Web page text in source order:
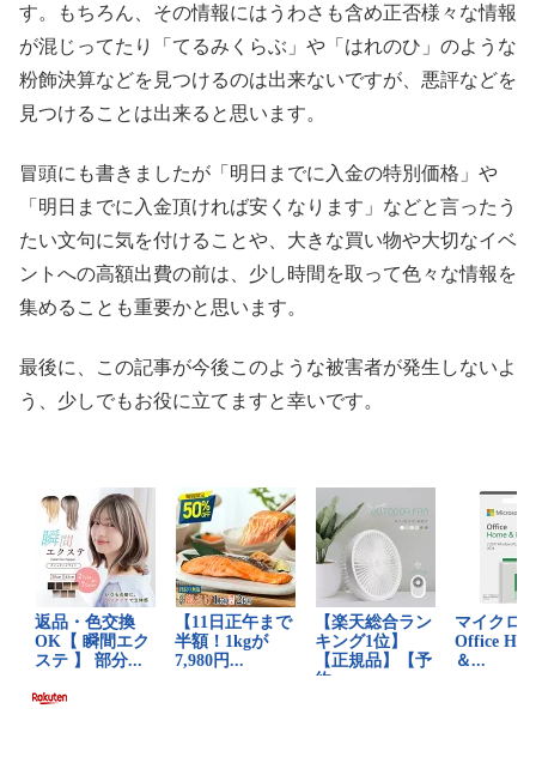
す。もちろん、その情報にはうわさも含め正否様々な情報
が混じってたり「てるみくらぶ」や「はれのひ」のような
粉飾決算などを見つけるのは出来ないですが、悪評などを
見つけることは出来ると思います。
冒頭にも書きましたが「明日までに入金の特別価格」や
「明日までに入金頂ければ安くなります」などと言ったう
たい文句に気を付けることや、大きな買い物や大切なイベ
ントへの高額出費の前は、少し時間を取って色々な情報を
集めることも重要かと思います。
最後に、この記事が今後このような被害者が発生しないよ
う、少しでもお役に立てますと幸いです。